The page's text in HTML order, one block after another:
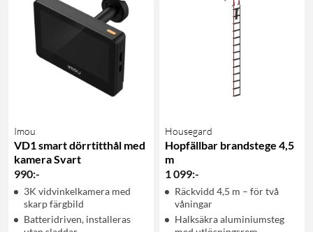
Imou
VD1 smart dörrtitthål med
kamera Svart
990:-
3K vidvinkelkamera med
skarp färgbild
Batteridriven, installeras
Housegard
Hopfällbar brandstege 4,5
m
1 099:-
Räckvidd 4,5 m – för två
våningar
Halksäkra aluminiumsteg